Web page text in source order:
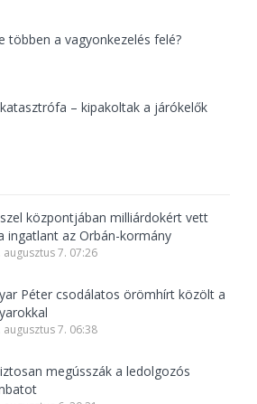
többen a vagyonkezelés felé?
– kipakoltak a járókelők
központjában milliárdokért vett
ingatlant az Orbán-kormány
augusztus 7. 07:26
Péter csodálatos örömhírt közölt a
augusztus 7. 06:38
megússzák a ledolgozós